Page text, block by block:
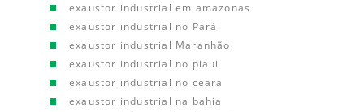
exaustor industrial em amazonas
exaustor industrial no Pará
exaustor industrial Maranhão
exaustor industrial no piaui
exaustor industrial no ceara
exaustor industrial na bahia